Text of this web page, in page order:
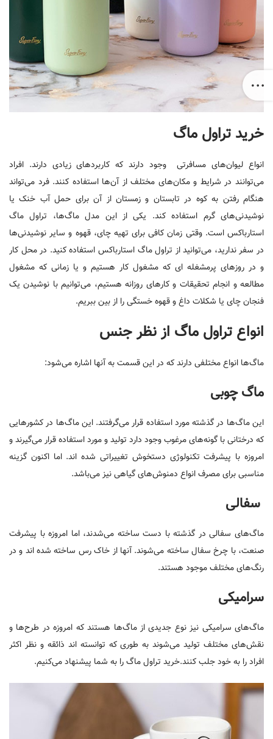
خرید تراول ماگ
انواع لیوان‌های مسافرتی وجود دارند که کاربردهای زیادی دارند. افراد
می‌توانند در شرایط و مکان‌های مختلف از آن‌ها استفاده کنند. فرد می‌تواند
هنگام رفتن به کوه در تابستان و زمستان از آن برای حمل آب خنک یا
نوشیدنی‌های گرم استفاده کند. یکی از این مدل ماگ‌ها، تراول ماگ
استارباکس است. وقتی زمان کافی برای تهیه چای، قهوه و سایر نوشیدنی‌ها
در سفر ندارید، می‌توانید از تراول ماگ استارباکس استفاده کنید. در محل کار
و در روزهای پرمشغله ای که مشغول کار هستیم و یا زمانی که مشغول
مطالعه و انجام تحقیقات و کارهای روزانه هستیم، می‌توانیم با نوشیدن یک
فنجان چای یا شکلات داغ و قهوه خستگی را از بین ببریم.
انواع تراول ماگ از نظر جنس
ماگ‌ها انواع مختلفی دارند که در این قسمت به آنها اشاره می‌شود:
ماگ چوبی
این ماگ‌ها در گذشته مورد استفاده قرار می‌گرفتند. این ماگ‌ها در کشورهایی
که درختانی با گونه‌های مرغوب وجود دارد تولید و مورد استفاده قرار می‌گیرند و
امروزه با پیشرفت تکنولوژی دستخوش تغییراتی شد‌ه اند. اما اکنون گزینه
مناسبی برای مصرف انواع دمنوش‌های گیاهی نیز می‌باشد.
سفالی
ماگ‌های سفالی در گذشته با دست ساخته می‌شدند، اما امروزه با پیشرفت
صنعت، با چرخ سفال ساخته می‌شوند. آنها از خاک رس ساخته شد‌ه اند و در
رنگ‌های مختلف موجود هستند.
سرامیکی
ماگ‌های سرامیکی نیز نوع جدیدی از ماگ‌ها هستند که امروزه در طرح‌ها و
نقش‌های مختلف تولید می‌شوند به طوری که توانسته اند ذائقه و نظر اکثر
افراد را به خود جلب کنند.خرید تراول ماگ را به شما پیشنهاد می‌کنیم.